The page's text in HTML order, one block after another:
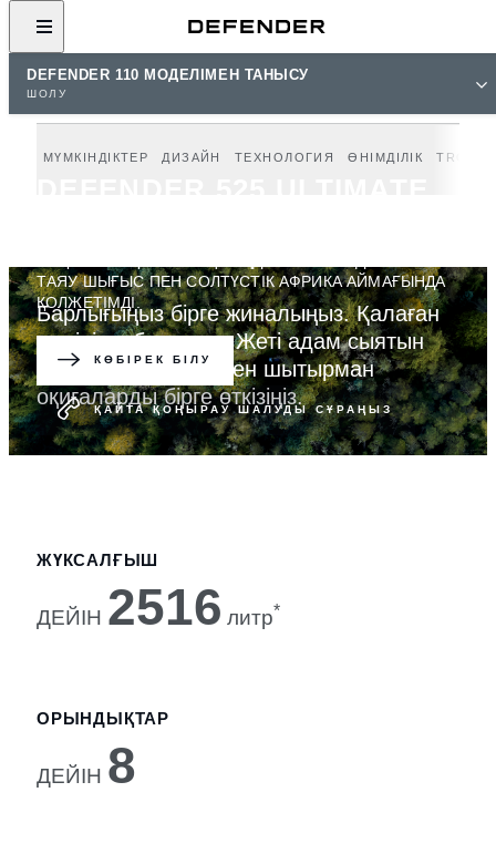
DEFENDER 110 МОДЕЛІМЕН ТАНЫСУ
ШОЛУ
ТАЯУ ШЫҒЫС ПЕН СОЛТҮСТІК АФРИКА АЙМАҒЫНДА
ҚОЛЖЕТІМДІ.
КӨБІРЕК БІЛУ
ҚАЙТА ҚОҢЫРАУ ШАЛУДЫ СҰРАҢЫЗ
МҮМКІНДІКТЕР ДИЗАЙН ТЕХНОЛОГИЯ ӨНІМДІЛІК
Барлығыңыз бірге жиналыңыз. Қалаған
жеріңізге барыңыз. Жеті адам сыятын
кеңістікке ие көлікпен шытырман
оқиғаларды бірге өткізіңіз.
ЖҮКСАЛҒЫШ
ДЕЙІН 2516 литр*
ОРЫНДЫҚТАР
ДЕЙІН 8